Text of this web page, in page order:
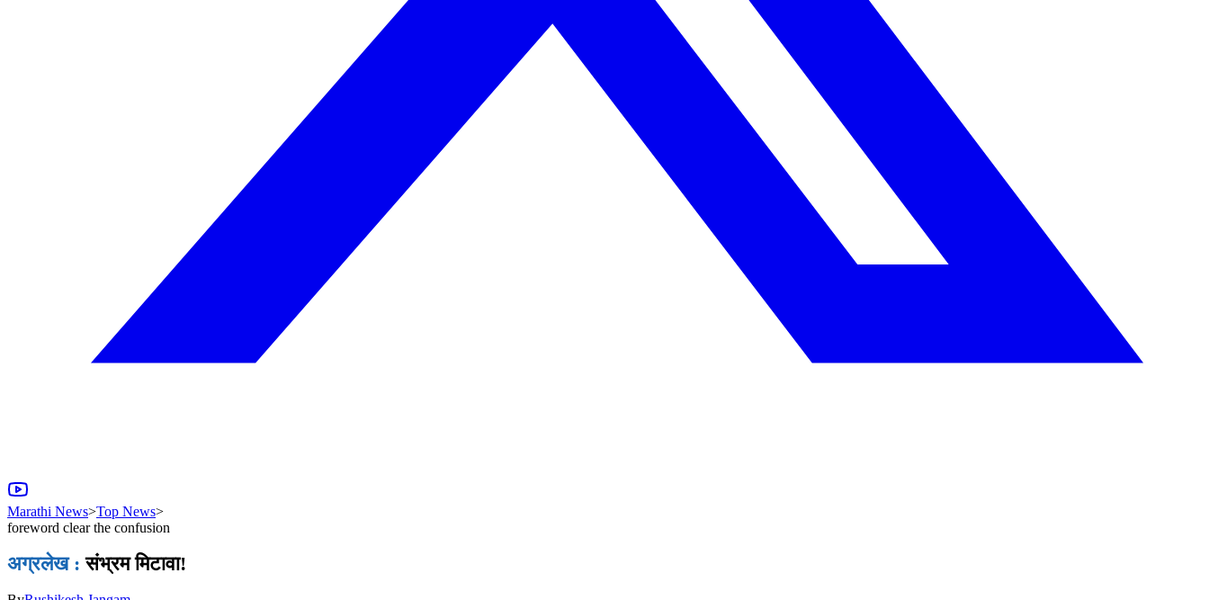
Marathi News>Top News>
foreword clear the confusion
अग्रलेख : संभ्रम मिटावा!